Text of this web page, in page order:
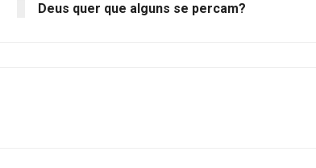
Deus quer que alguns se percam?